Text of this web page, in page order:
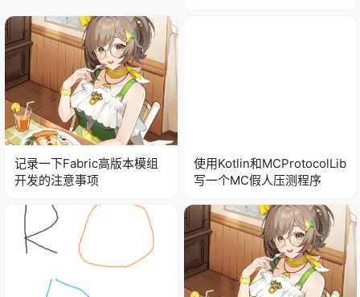
记录一下Fabric高版本模组
开发的注意事项
使用Kotlin和MCProtocolLib
写一个MC假人压测程序